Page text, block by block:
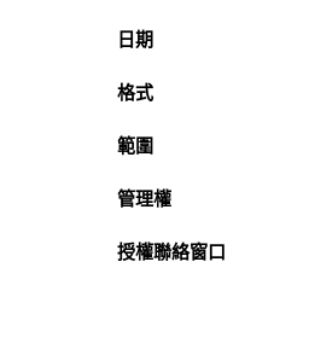
日期
格式
範圍
管理權
授權聯絡窗口